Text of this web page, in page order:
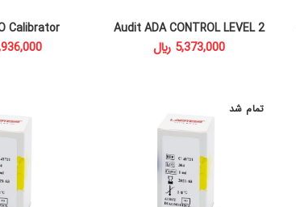
READ MORE
Audit ADA CONTROL LEVEL 2
﷼
CART
Calibrator
تمام شد